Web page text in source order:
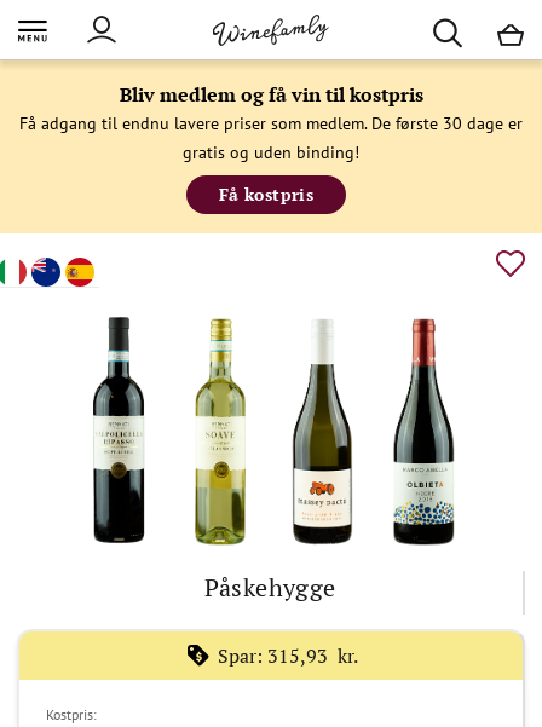
Bliv medlem og få vin til kostpris
Få adgang til endnu lavere priser som medlem. De første 30 dage er
gratis og uden binding!
Få kostpris
Spar: 315,93 kr.
Påskehygge
Kostpris: